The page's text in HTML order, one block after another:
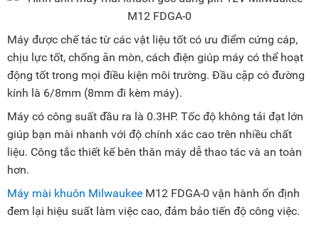
Máy được chế tác từ các vật liệu tốt có ưu điểm cứng cáp,
chịu lực tốt, chống ăn mòn, cách điện giúp máy có thể hoạt
động tốt trong mọi điều kiện môi trường. Đầu cặp có đường
kính là 6/8mm (8mm đi kèm máy).
Máy có công suất đầu ra là 0.3HP. Tốc độ không tải đạt lớn
giúp bạn mài nhanh với độ chính xác cao trên nhiều chất
liệu. Công tắc thiết kế bên thân máy dễ thao tác và an toàn
hơn.
Máy mài khuôn Milwaukee M12 FDGA-0 vận hành ổn định
đem lại hiệu suất làm việc cao, đảm bảo tiến độ công việc.